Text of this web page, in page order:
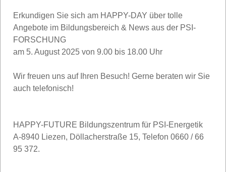
Erkundigen Sie sich am HAPPY-DAY über tolle
Angebote im Bildungsbereich & News aus der PSI-
FORSCHUNG
am 5. August 2025 von 9.00 bis 18.00 Uhr
Wir freuen uns auf Ihren Besuch! Gerne beraten wir Sie
auch telefonisch!
HAPPY-FUTURE Bildungszentrum für PSI-Energetik
A-8940 Liezen, Döllacherstraße 15, Telefon 0660 / 66
95 372.